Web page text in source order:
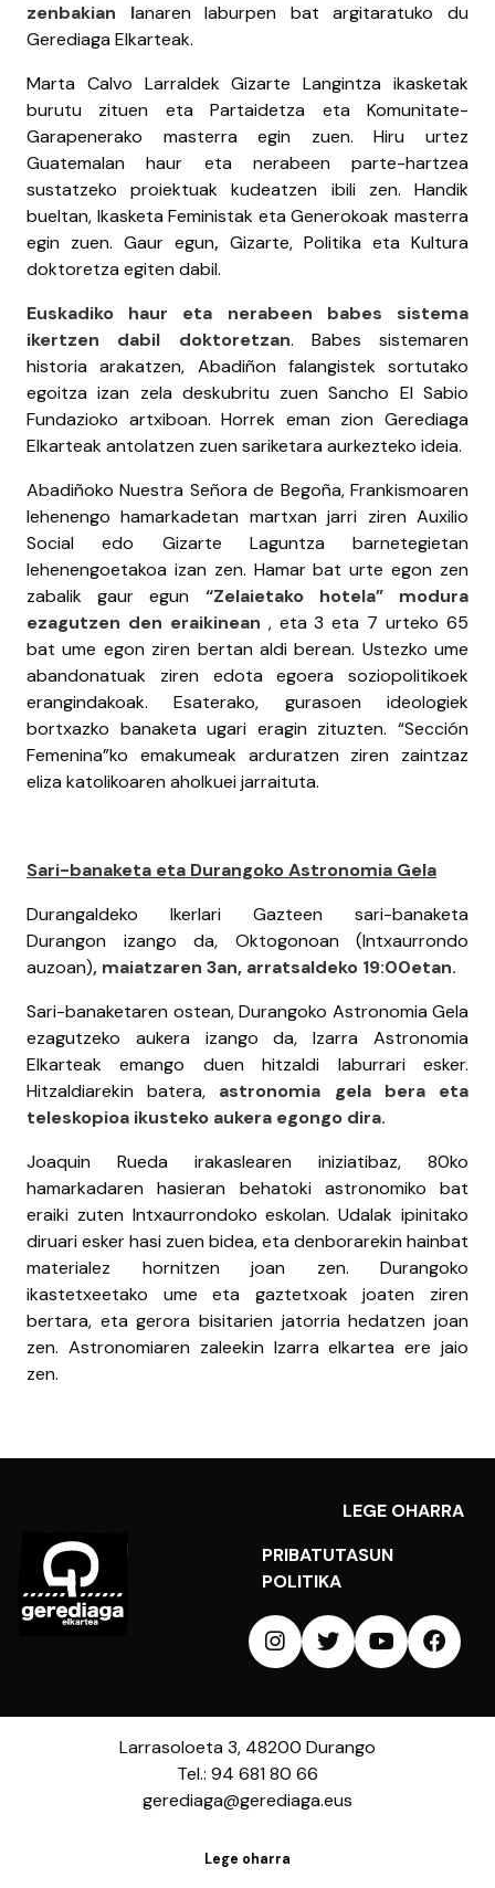
zenbakian lanaren laburpen bat argitaratuko du
Gerediaga Elkarteak.
Marta Calvo Larraldek Gizarte Langintza ikasketak
burutu zituen eta Partaidetza eta Komunitate-
Garapenerako masterra egin zuen. Hiru urtez
Guatemalan haur eta nerabeen parte-hartzea
sustatzeko proiektuak kudeatzen ibili zen. Handik
bueltan, Ikasketa Feministak eta Generokoak masterra
egin zuen. Gaur egun, Gizarte, Politika eta Kultura
doktoretza egiten dabil.
Euskadiko haur eta nerabeen babes sistema
ikertzen dabil doktoretzan. Babes sistemaren
historia arakatzen, Abadiñon falangistek sortutako
egoitza izan zela deskubritu zuen Sancho El Sabio
Fundazioko artxiboan. Horrek eman zion Gerediaga
Elkarteak antolatzen zuen sariketara aurkezteko ideia.
Abadiñoko Nuestra Señora de Begoña, Frankismoaren
lehenengo hamarkadetan martxan jarri ziren Auxilio
Social edo Gizarte Laguntza barnetegietan
lehenengoetakoa izan zen. Hamar bat urte egon zen
zabalik gaur egun “Zelaietako hotela” modura
ezagutzen den eraikinean , eta 3 eta 7 urteko 65
bat ume egon ziren bertan aldi berean. Ustezko ume
abandonatuak ziren edota egoera soziopolitikoek
erangindakoak. Esaterako, gurasoen ideologiek
bortxazko banaketa ugari eragin zituzten. “Sección
Femenina”ko emakumeak arduratzen ziren zaintzaz
eliza katolikoaren aholkuei jarraituta.
Sari-banaketa eta Durangoko Astronomia Gela
Durangaldeko Ikerlari Gazteen sari-banaketa
Durangon izango da, Oktogonoan (Intxaurrondo
auzoan), maiatzaren 3an, arratsaldeko 19:00etan.
Sari-banaketaren ostean, Durangoko Astronomia Gela
ezagutzeko aukera izango da, Izarra Astronomia
Elkarteak emango duen hitzaldi laburrari esker.
Hitzaldiarekin batera, astronomia gela bera eta
teleskopioa ikusteko aukera egongo dira.
Joaquin Rueda irakaslearen iniziatibaz, 80ko
hamarkadaren hasieran behatoki astronomiko bat
eraiki zuten Intxaurrondoko eskolan. Udalak ipinitako
diruari esker hasi zuen bidea, eta denborarekin hainbat
materialez hornitzen joan zen. Durangoko
ikastetxeetako ume eta gaztetxoak joaten ziren
bertara, eta gerora bisitarien jatorria hedatzen joan
zen. Astronomiaren zaleekin Izarra elkartea ere jaio
zen.
LEGE OHARRA
PRIBATUTASUN
POLITIKA
Larrasoloeta 3, 48200 Durango
Tel.: 94 681 80 66
gerediaga@gerediaga.eus
Lege oharra